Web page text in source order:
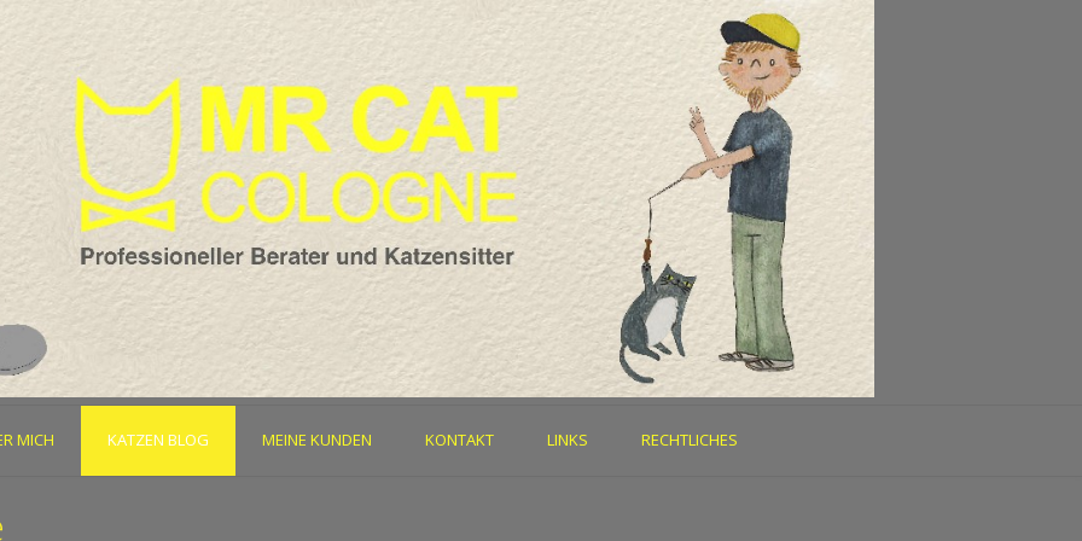
MICH KATZEN BLOG MEINE KUNDEN KONTAKT LINKS RECHTLICHES